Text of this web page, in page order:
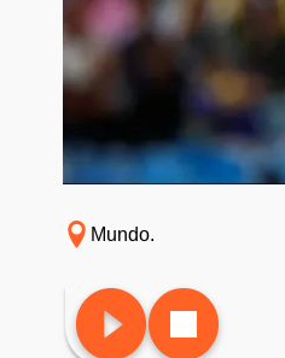
Mundo.